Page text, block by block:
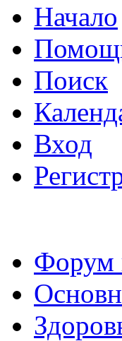
Начало
Поиск
Вход
Форум